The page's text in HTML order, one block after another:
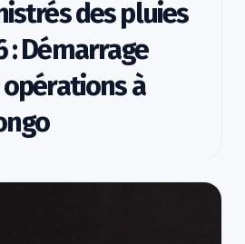
des pluies
: Démarrage
à